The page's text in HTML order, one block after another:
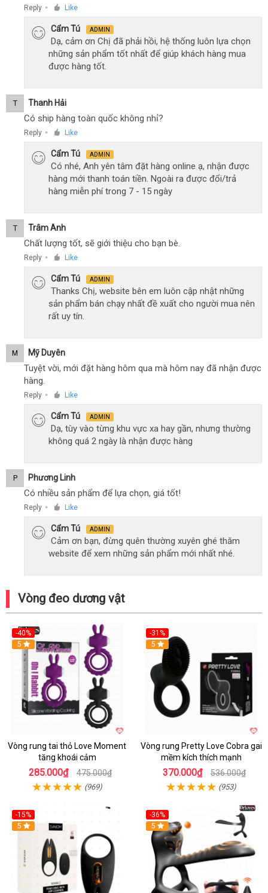
Reply ● Like
Cẩm Tú ADMIN
Dạ, cảm ơn Chị đã phải hồi, hệ thống luôn lựa chọn
những sản phẩm tốt nhất để giúp khách hàng mua
được hàng tốt.
T Thanh Hải
Có ship hàng toàn quốc không nhỉ?
Reply ● Like
Cẩm Tú ADMIN
Có nhé, Anh yên tâm đặt hàng online ạ, nhận được
hàng mới thanh toán tiền. Ngoài ra được đổi/trả
hàng miễn phí trong 7 - 15 ngày
T Trâm Anh
Chất lượng tốt, sẽ giới thiệu cho bạn bè.
Reply ● Like
Cẩm Tú ADMIN
Thanks Chị, website bên em luôn cập nhật những
sản phẩm bán chạy nhất đề xuất cho người mua nên
rất uy tín.
M Mỹ Duyên
Tuyệt vời, mới đặt hàng hôm qua mà hôm nay đã nhận được
hàng.
Reply ● Like
Cẩm Tú ADMIN
Dạ, tùy vào từng khu vực xa hay gần, nhưng thường
không quá 2 ngày là nhận được hàng
P Phương Linh
Có nhiều sản phẩm để lựa chọn, giá tốt!
Reply ● Like
Cẩm Tú ADMIN
Cảm ơn bạn, đừng quên thường xuyên ghé thăm
website để xem những sản phẩm mới nhất nhé.
Vòng đeo dương vật
-40%
5
Vòng rung tai thỏ Love Moment
tăng khoái cảm
285.000₫ 475.000₫
(969)
-31%
5
Vòng rung Pretty Love Cobra gai
mềm kích thích mạnh
370.000₫ 536.000₫
(953)
-15%
Hot
5
-36%
Hot
5